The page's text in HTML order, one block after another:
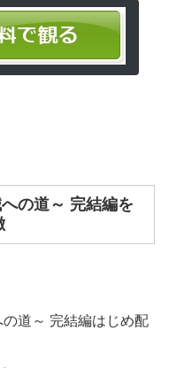
の道～ 完結編を
道～ 完結編はじめ配